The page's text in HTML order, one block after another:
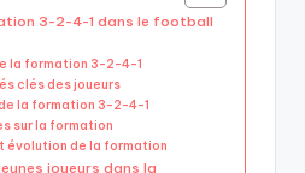
3-2-4-1 dans le football
la formation 3-2-4-1
clés des joueurs
la formation 3-2-4-1
sur la formation
évolution de la formation
joueurs dans la